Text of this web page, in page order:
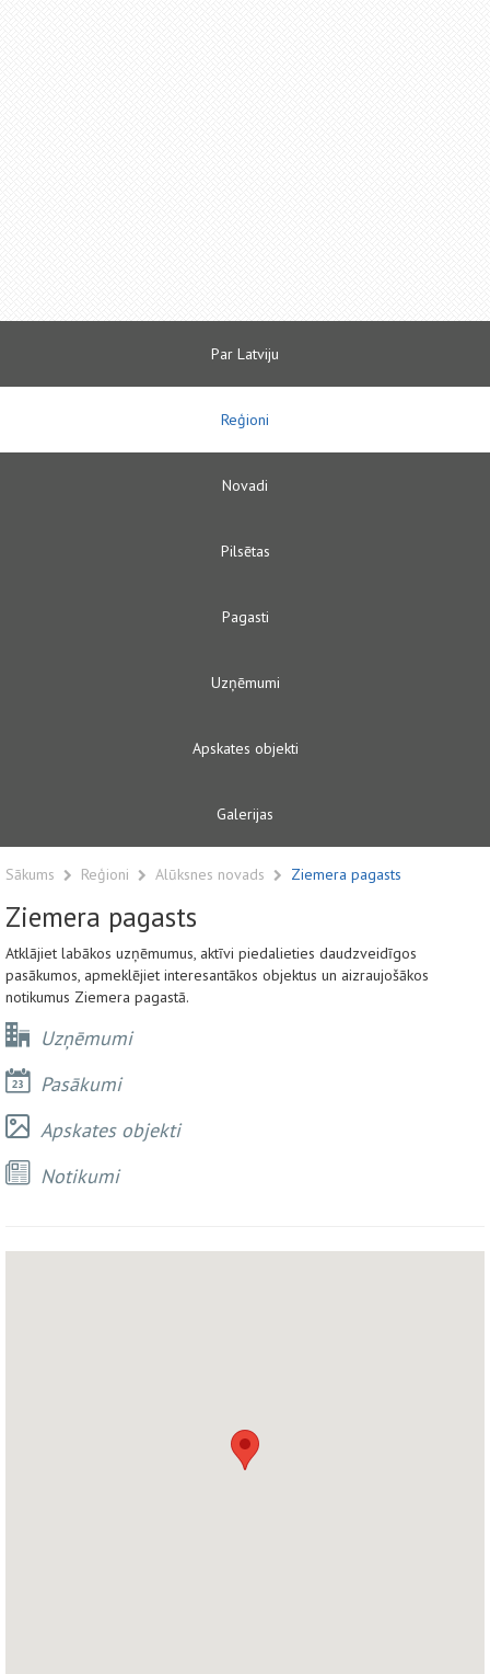
Par Latviju
Reģioni
Novadi
Pilsētas
Pagasti
Uzņēmumi
Apskates objekti
Galerijas
Sākums Reģioni Alūksnes novads Ziemera pagasts
Ziemera pagasts
Atklājiet labākos uzņēmumus, aktīvi piedalieties daudzveidīgos
pasākumos, apmeklējiet interesantākos objektus un aizraujošākos
notikumus Ziemera pagastā.
Uzņēmumi
Pasākumi
Apskates objekti
Notikumi